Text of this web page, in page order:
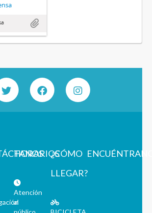
HORARIOS
Atención
al
¿CÓMO
LLEGAR?